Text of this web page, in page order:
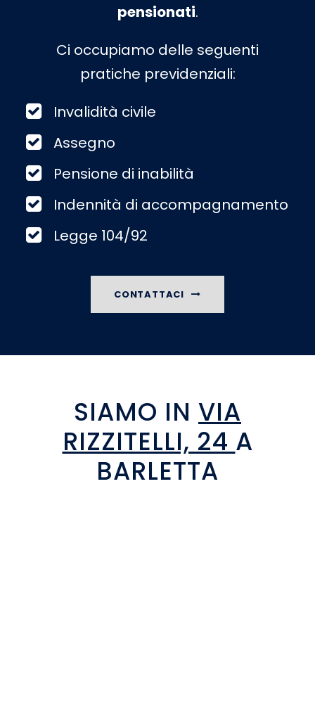
pensionati.
Ci occupiamo delle seguenti
pratiche previdenziali:
Invalidità civile
Assegno
Pensione di inabilità
Indennità di accompagnamento
Legge 104/92
CONTATTACI
SIAMO IN VIA
RIZZITELLI, 24 A
BARLETTA